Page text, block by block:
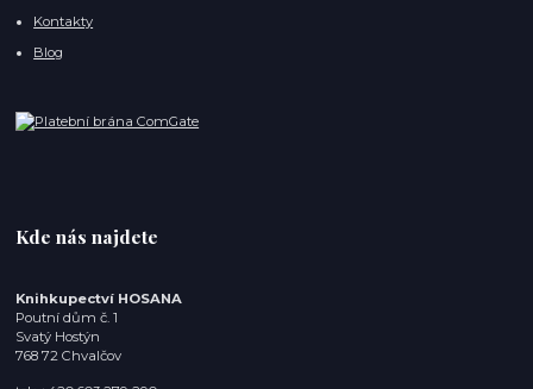
Kontakty
Blog
Kde nás najdete
Knihkupectví HOSANA
Poutní dům č. 1
Svatý Hostýn
768 72 Chvalčov